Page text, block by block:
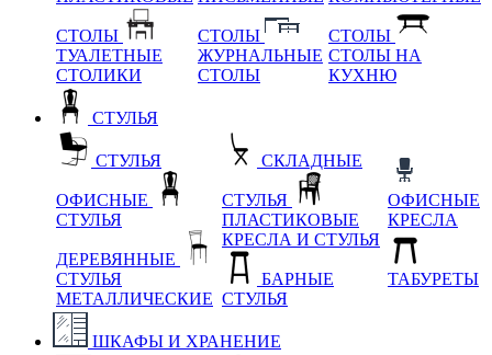
СТОЛЫ
ТУАЛЕТНЫЕ
СТОЛИКИ
СТОЛЫ
ЖУРНАЛЬНЫЕ
СТОЛЫ
СТОЛЫ
СТОЛЫ НА
КУХНЮ
СТУЛЬЯ
СТУЛЬЯ
ОФИСНЫЕ
СТУЛЬЯ
ДЕРЕВЯННЫЕ
СТУЛЬЯ
МЕТАЛЛИЧЕСКИЕ
СКЛАДНЫЕ
СТУЛЬЯ
ПЛАСТИКОВЫЕ
КРЕСЛА И СТУЛЬЯ
БАРНЫЕ
СТУЛЬЯ
ОФИСНЫЕ
КРЕСЛА
ТАБУРЕТЫ
ШКАФЫ И ХРАНЕНИЕ